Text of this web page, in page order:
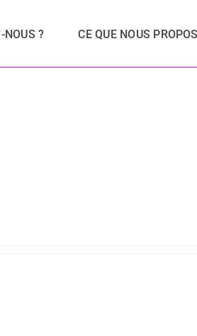
NOUS ? CE QUE NOUS